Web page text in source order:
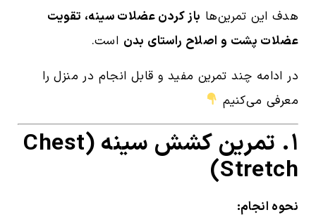
هدف این تمرین‌ها باز کردن عضلات سینه، تقویت
عضلات پشت و اصلاح راستای بدن است.
در ادامه چند تمرین مفید و قابل انجام در منزل را
معرفی می‌کنیم
۱. تمرین کشش سینه (Chest
Stretch)
نحوه انجام: